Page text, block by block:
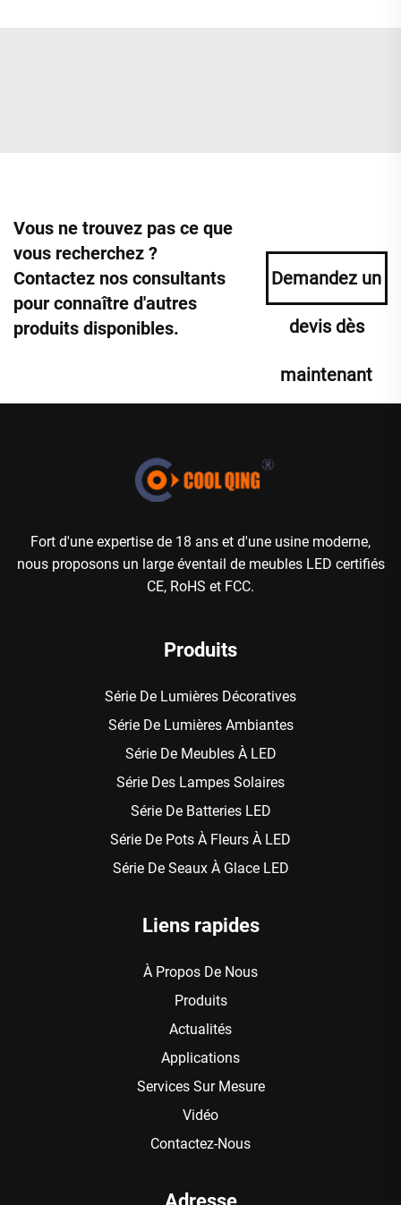
Vous ne trouvez pas ce que
vous recherchez ?
Contactez nos consultants
pour connaître d'autres
produits disponibles.
Demandez un
devis dès
maintenant
Fort d'une expertise de 18 ans et d'une usine moderne,
nous proposons un large éventail de meubles LED certifiés
CE, RoHS et FCC.
Produits
Série De Lumières Décoratives
Série De Lumières Ambiantes
Série De Meubles À LED
Série Des Lampes Solaires
Série De Batteries LED
Série De Pots À Fleurs À LED
Série De Seaux À Glace LED
Liens rapides
À Propos De Nous
Produits
Actualités
Applications
Services Sur Mesure
Vidéo
Contactez-Nous